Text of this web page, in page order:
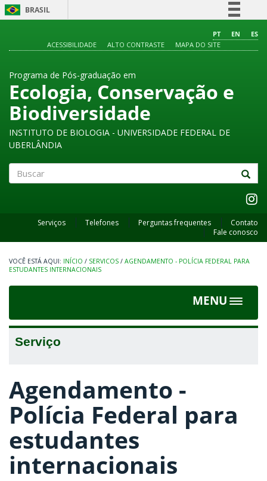
BRASIL
Comunica BR
Acesso à informação
Legislação
PT EN
ES
ACESSIBILIDADE
ALTO CONTRASTE MAPA DO SITE
Programa de Pós-graduação em
Ecologia, Conservação e
Biodiversidade
INSTITUTO DE BIOLOGIA - UNIVERSIDADE FEDERAL DE
UBERLÂNDIA
Serviços Telefones Perguntas frequentes
Contato
Fale conosco
INÍCIO / SERVICOS / AGENDAMENTO - POLÍCIA FEDERAL PARA
ESTUDANTES INTERNACIONAIS
MENU
Toggle
Serviço
Agendamento -
Polícia Federal para
estudantes
internacionais